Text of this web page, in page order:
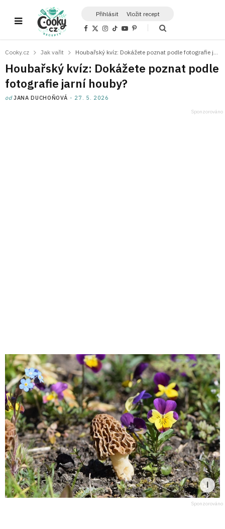
Přihlásit Vložit recept
F
b
o
k
X
i
t
e
r
)
I
a
r
a
m
T
o
Y
u
e
P
e
e
s
Cooky.cz Jak vařit
Houbařský kvíz: Dokážete poznat podle
fotografie jarní houby?
odJANA DUCHOŇOVÁ 27. 5. 2026